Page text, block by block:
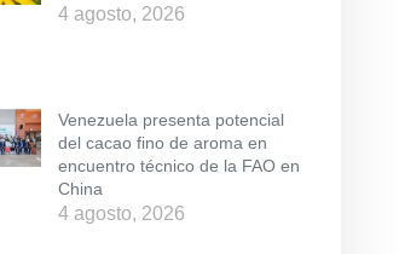
4 agosto, 2026
Venezuela presenta potencial
del cacao fino de aroma en
encuentro técnico de la FAO en
China
4 agosto, 2026